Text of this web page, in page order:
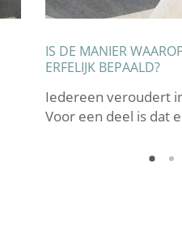
IS DE MANIER
ERFELIJK BEPAALD?
Iedereen veroudert
Voor een deel is dat